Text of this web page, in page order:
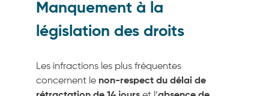
Manquement à la
législation des droits
Les infractions les plus fréquentes
concernent le non-respect du délai de